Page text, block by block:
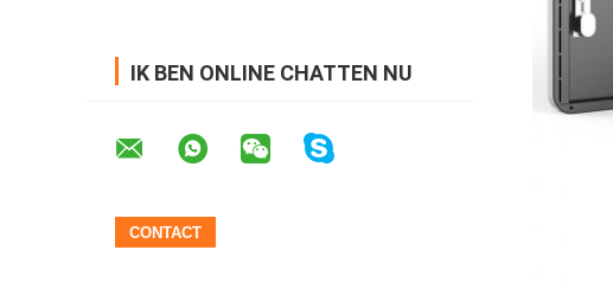
IK BEN ONLINE CHATTEN NU